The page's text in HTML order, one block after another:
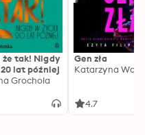
że tak! Nigdy
lat później
Grochola
Gen zła
Katarzyna
4.7